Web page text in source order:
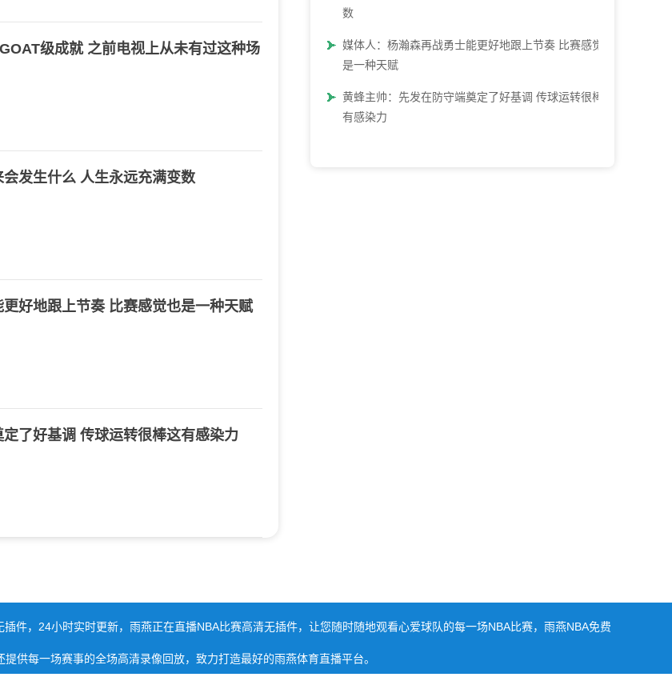
级成就 之前电视上从未有过这种场
发生什么 人生永远充满变数
好地跟上节奏 比赛感觉也是一种天赋
了好基调 传球运转很棒这有感染力
数
媒体人：杨瀚森再战勇士能更好地跟上节奏 比赛感觉也
是一种天赋
黄蜂主帅：先发在防守端奠定了好基调 传球运转很棒这
有感染力
件，24小时实时更新，雨燕正在直播NBA比赛高清无插件，让您随时随地观看心爱球队的每一场NBA比赛，雨燕NBA免费
提供每一场赛事的全场高清录像回放，致力打造最好的雨燕体育直播平台。